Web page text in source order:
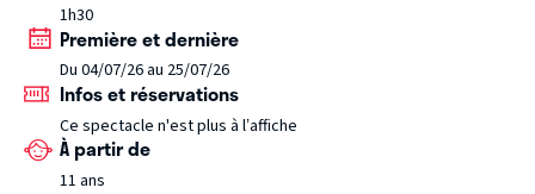
1h30
Première et dernière
Du 04/07/26 au 25/07/26
Infos et réservations
Ce spectacle n'est plus à l’affiche
À partir de
11 ans